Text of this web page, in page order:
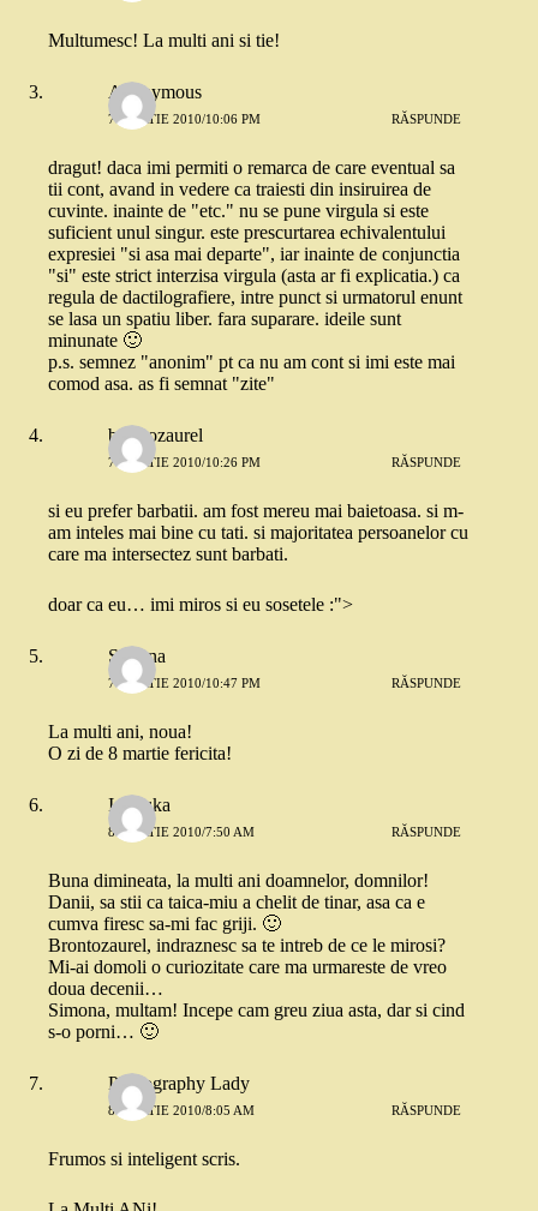
Multumesc! La multi ani si tie!
Anonymous
7 MARTIE 2010/10:06 PM RĂSPUNDE
dragut! daca imi permiti o remarca de care eventual sa
tii cont, avand in vedere ca traiesti din insiruirea de
cuvinte. inainte de "etc." nu se pune virgula si este
suficient unul singur. este prescurtarea echivalentului
expresiei "si asa mai departe", iar inainte de conjunctia
"si" este strict interzisa virgula (asta ar fi explicatia.) ca
regula de dactilografiere, intre punct si urmatorul enunt
se lasa un spatiu liber. fara suparare. ideile sunt
minunate 🙂
p.s. semnez "anonim" pt ca nu am cont si imi este mai
comod asa. as fi semnat "zite"
brontozaurel
7 MARTIE 2010/10:26 PM RĂSPUNDE
si eu prefer barbatii. am fost mereu mai baietoasa. si m-
am inteles mai bine cu tati. si majoritatea persoanelor cu
care ma intersectez sunt barbati.
doar ca eu… imi miros si eu sosetele :">
Simona
7 MARTIE 2010/10:47 PM RĂSPUNDE
La multi ani, noua!
O zi de 8 martie fericita!
Ionouka
8 MARTIE 2010/7:50 AM RĂSPUNDE
Buna dimineata, la multi ani doamnelor, domnilor!
Danii, sa stii ca taica-miu a chelit de tinar, asa ca e
cumva firesc sa-mi fac griji. 🙂
Brontozaurel, indraznesc sa te intreb de ce le mirosi?
Mi-ai domoli o curiozitate care ma urmareste de vreo
doua decenii…
Simona, multam! Incepe cam greu ziua asta, dar si cind
s-o porni… 🙂
Photography Lady
8 MARTIE 2010/8:05 AM RĂSPUNDE
Frumos si inteligent scris.